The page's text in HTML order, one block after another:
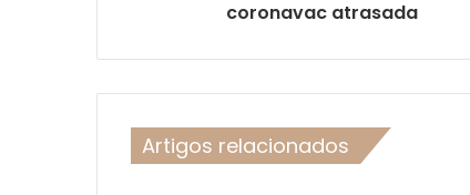
coronavac atrasada
Artigos relacionados